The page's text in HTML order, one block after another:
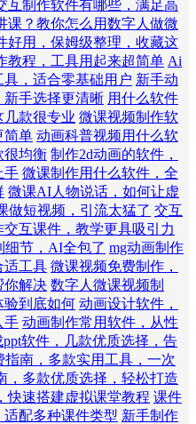
互制作软件有哪些，满足高
课？教你怎么用数字人做微
好用，保姆级整理，收藏这
教程，工具用起来超简单 Ai
，适合零基础用户 新手动
手选择更清晰 用什么软件
款很专业 微课视频制作软
简单 动画科普视频用什么软
很均衡 制作2d动画的软件，
手 微课制作用什么软件，全
微课AI人物说话，如何让虚
做短视频，引流太猛了 交互
互课件，教学更具吸引力
细节，AI全包了 mg动画制作
适工具 微课视频免费制作，
你解决 数字人微课视频制
验到底如何 动画设计软件，
手 动画制作常用软件，从性
ppt软件，几款优质选择，告
指南，多款实用工具，一次
，多款优质选择，轻松打造
快速搭建虚拟课堂教程 课件
配多种课件类型 新手制作